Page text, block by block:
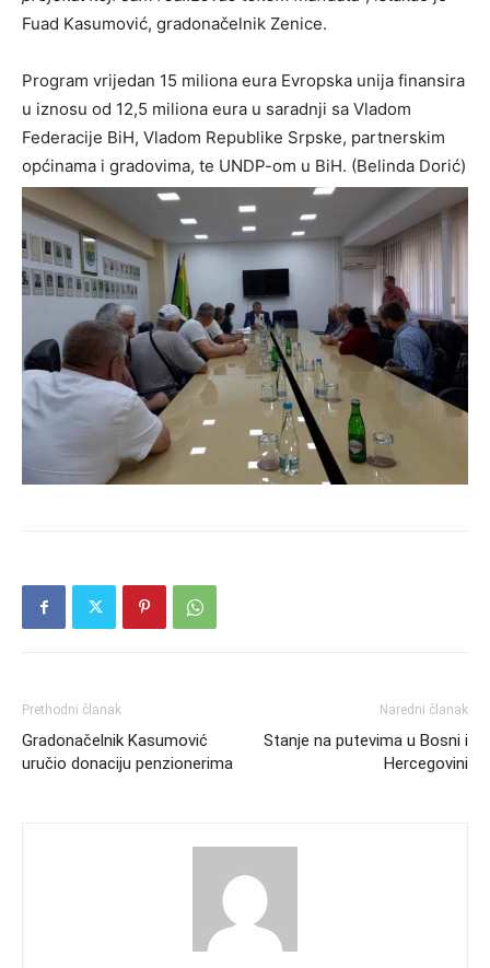
Fuad Kasumović, gradonačelnik Zenice.
Program vrijedan 15 miliona eura Evropska unija finansira
u iznosu od 12,5 miliona eura u saradnji sa Vladom
Federacije BiH, Vladom Republike Srpske, partnerskim
općinama i gradovima, te UNDP-om u BiH. (Belinda Dorić)
Prethodni članak
Gradonačelnik Kasumović
uručio donaciju penzionerima
Naredni članak
Stanje na putevima u Bosni i
Hercegovini